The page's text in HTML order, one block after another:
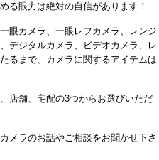
る眼力は絶対の自信があります！
眼カメラ、一眼レフカメラ、レンジ
デジタルカメラ、ビデオカメラ、レ
るまで、カメラに関するアイテムは
店舗、宅配の3つからお選びいただ
メラのお話やご相談をお聞かせ下さ